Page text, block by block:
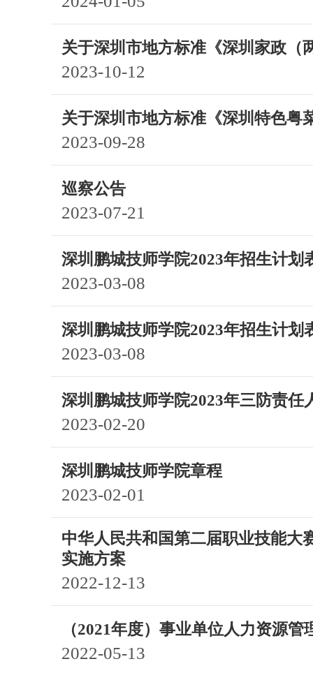
关于深圳市地方标准《深圳家政（
2023-10-12
关于深圳市地方标准《深圳特色粤
2023-09-28
巡察公告
2023-07-21
深圳鹏城技师学院2023年招生计划
2023-03-08
深圳鹏城技师学院2023年招生计划
2023-03-08
深圳鹏城技师学院2023年三防责任
2023-02-20
深圳鹏城技师学院章程
2023-02-01
中华人民共和国第二届职业技能大
实施方案
2022-12-13
（2021年度）事业单位人力资源管
2022-05-13